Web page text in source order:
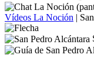
Vídeos La Noción |